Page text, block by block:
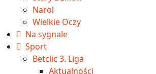
Narol
Wielkie Oczy
Na sygnale
Sport
Betclic 3. Liga
Aktualności